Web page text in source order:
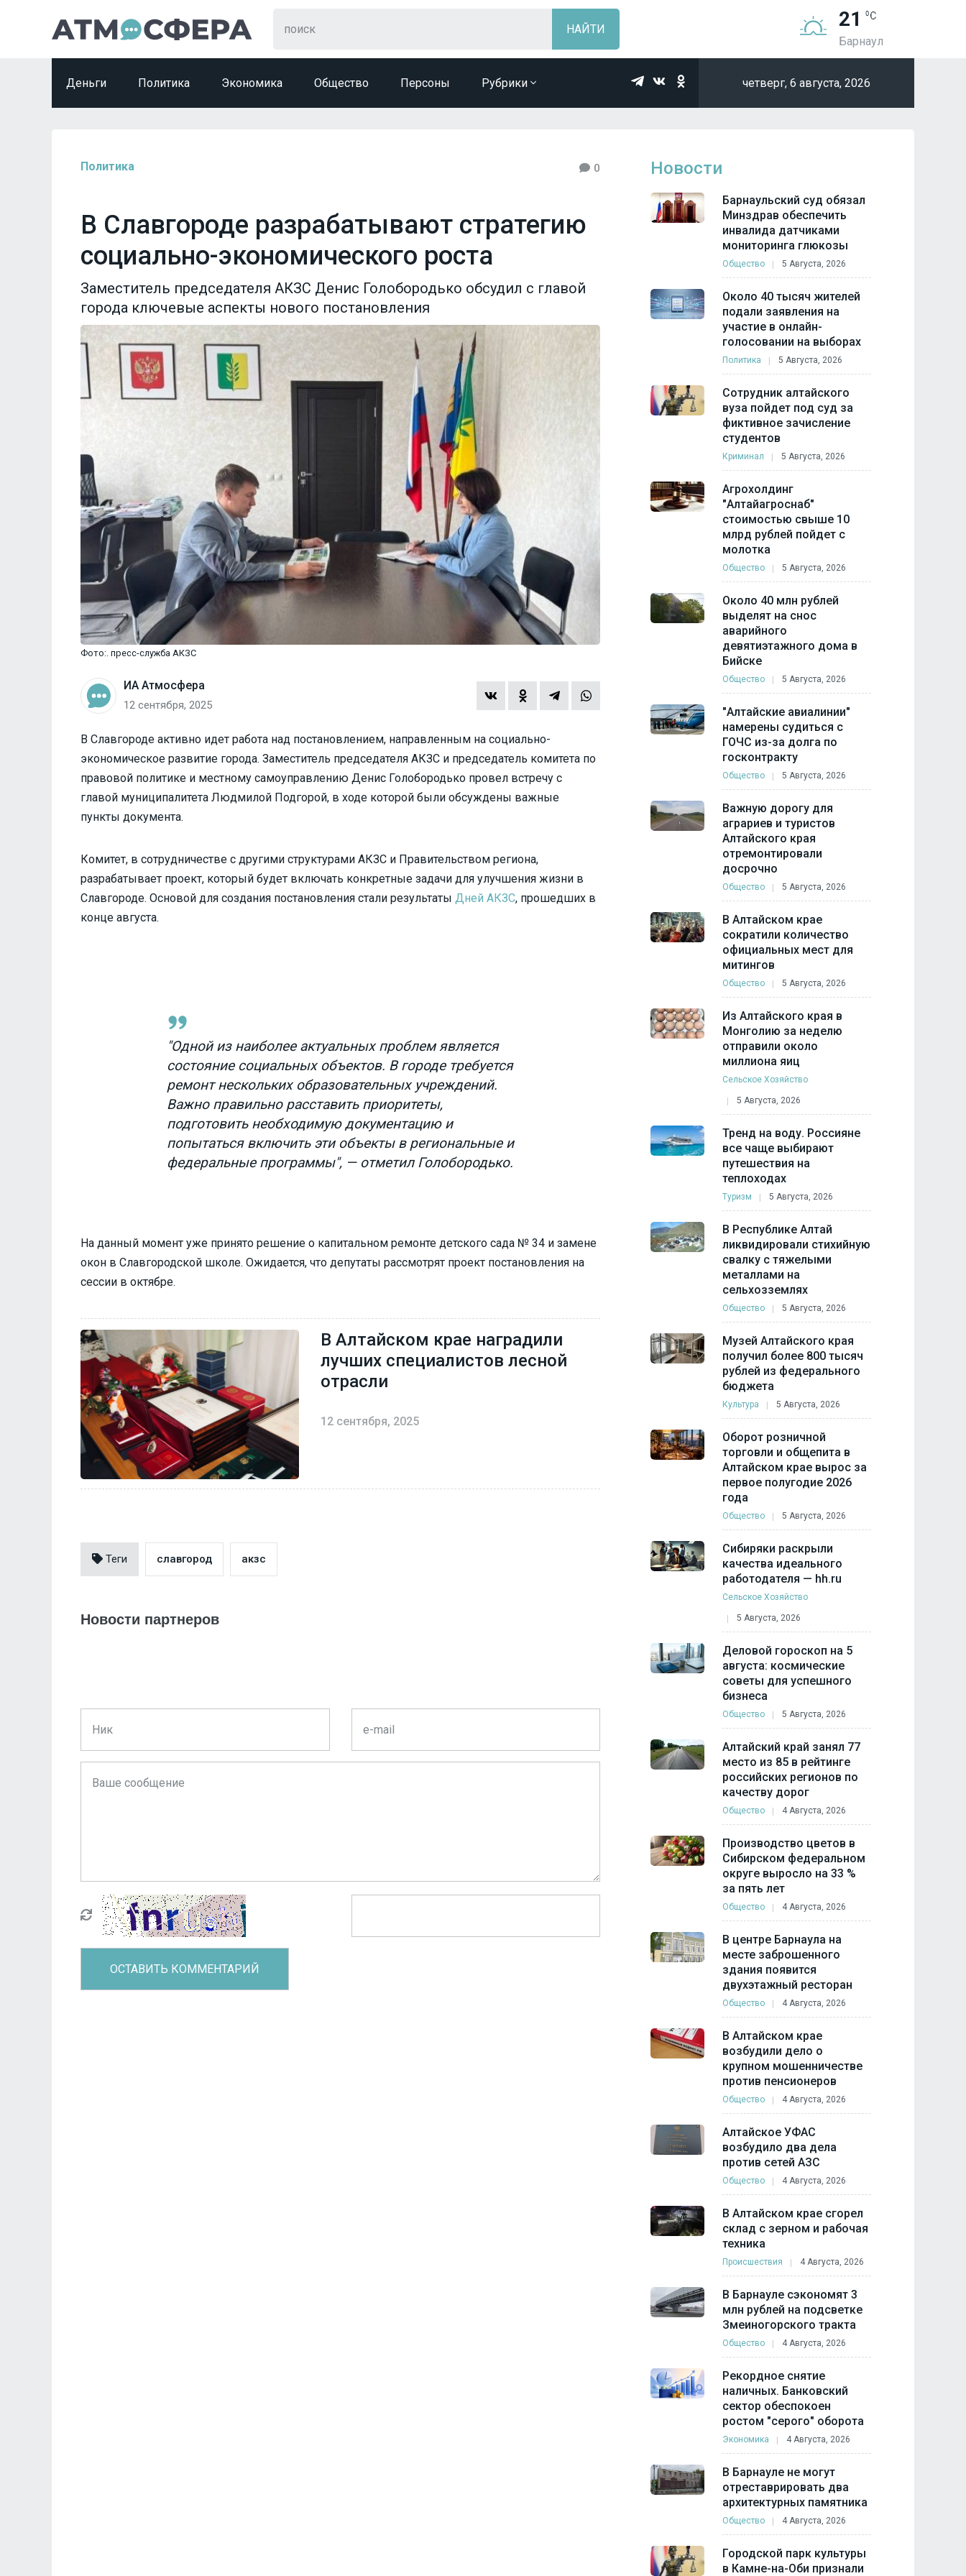
21
Барнаул
Деньги Политика Экономика Общество Персоны Рубрики четверг, 6 августа, 2026
Политика 0
В Славгороде разрабатывают стратегию
социально-экономического роста
Заместитель председателя АКЗС Денис Голобородько обсудил с главой
города ключевые аспекты нового постановления
Фото:. пресс-служба АКЗС
ИА Атмосфера
12 сентября, 2025
В Славгороде активно идет работа над постановлением, направленным на социально-
экономическое развитие города. Заместитель председателя АКЗС и председатель комитета по
правовой политике и местному самоуправлению Денис Голобородько провел встречу с
главой муниципалитета Людмилой Подгорой, в ходе которой были обсуждены важные
пункты документа.
Комитет, в сотрудничестве с другими структурами АКЗС и Правительством региона,
разрабатывает проект, который будет включать конкретные задачи для улучшения жизни в
Славгороде. Основой для создания постановления стали результаты Дней АКЗС, прошедших в
конце августа.
"Одной из наиболее актуальных проблем является
состояние социальных объектов. В городе требуется
ремонт нескольких образовательных учреждений.
Важно правильно расставить приоритеты,
подготовить необходимую документацию и
попытаться включить эти объекты в региональные и
федеральные программы", — отметил Голобородько.
На данный момент уже принято решение о капитальном ремонте детского сада № 34 и замене
окон в Славгородской школе. Ожидается, что депутаты рассмотрят проект постановления на
сессии в октябре.
В Алтайском крае наградили
лучших специалистов лесной
отрасли
12 сентября, 2025
Теги славгород акзс
Новости партнеров
Новости
Барнаульский суд обязал
Минздрав обеспечить
инвалида датчиками
мониторинга глюкозы
Общество 5 Августа, 2026
Около 40 тысяч жителей
подали заявления на
участие в онлайн-
голосовании на выборах
Политика 5 Августа, 2026
Сотрудник алтайского
вуза пойдет под суд за
фиктивное зачисление
студентов
Криминал 5 Августа, 2026
Агрохолдинг
"Алтайагроснаб"
стоимостью свыше 10
млрд рублей пойдет с
молотка
Общество 5 Августа, 2026
Около 40 млн рублей
выделят на снос
аварийного
девятиэтажного дома в
Бийске
Общество 5 Августа, 2026
"Алтайские авиалинии"
намерены судиться с
ГОЧС из-за долга по
госконтракту
Общество 5 Августа, 2026
Важную дорогу для
аграриев и туристов
Алтайского края
отремонтировали
досрочно
Общество 5 Августа, 2026
В Алтайском крае
сократили количество
официальных мест для
митингов
Общество 5 Августа, 2026
Из Алтайского края в
Монголию за неделю
отправили около
миллиона яиц
Сельское Хозяйство
5 Августа, 2026
Тренд на воду. Россияне
все чаще выбирают
путешествия на
теплоходах
Туризм 5 Августа, 2026
В Республике Алтай
ликвидировали стихийную
свалку с тяжелыми
металлами на
сельхозземлях
Общество 5 Августа, 2026
Музей Алтайского края
получил более 800 тысяч
рублей из федерального
бюджета
Культура 5 Августа, 2026
Оборот розничной
торговли и общепита в
Алтайском крае вырос за
первое полугодие 2026
года
Общество 5 Августа, 2026
Сибиряки раскрыли
качества идеального
работодателя — hh.ru
Сельское Хозяйство
5 Августа, 2026
Деловой гороскоп на 5
августа: космические
советы для успешного
бизнеса
Общество 5 Августа, 2026
Алтайский край занял 77
место из 85 в рейтинге
российских регионов по
качеству дорог
Общество 4 Августа, 2026
Производство цветов в
Сибирском федеральном
округе выросло на 33 %
за пять лет
Общество 4 Августа, 2026
В центре Барнаула на
месте заброшенного
здания появится
двухэтажный ресторан
Общество 4 Августа, 2026
В Алтайском крае
возбудили дело о
крупном мошенничестве
против пенсионеров
Общество 4 Августа, 2026
Алтайское УФАС
возбудило два дела
против сетей АЗС
Общество 4 Августа, 2026
В Алтайском крае сгорел
склад с зерном и рабочая
техника
Происшествия 4 Августа, 2026
В Барнауле сэкономят 3
млн рублей на подсветке
Змеиногорского тракта
Общество 4 Августа, 2026
Рекордное снятие
наличных. Банковский
сектор обеспокоен
ростом "серого" оборота
Экономика 4 Августа, 2026
В Барнауле не могут
отреставрировать два
архитектурных памятника
Общество 4 Августа, 2026
Городской парк культуры
в Камне-на-Оби признали